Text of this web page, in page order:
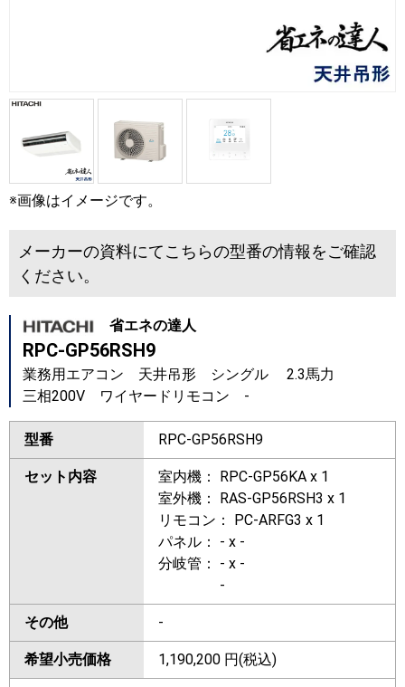
※画像はイメージです。
メーカーの資料にてこちらの型番の情報をご確認
ください。
省エネの達人
RPC-GP56RSH9
業務用エアコン 天井吊形 シングル 2.3馬力
三相200V ワイヤードリモコン -
型番 RPC-GP56RSH9
セット内容
室内機： RPC-GP56KA x 1
室外機： RAS-GP56RSH3 x 1
リモコン： PC-ARFG3 x 1
パネル： - x -
分岐管： - x -
-
その他 -
希望小売価格 1,190,200 円(税込)